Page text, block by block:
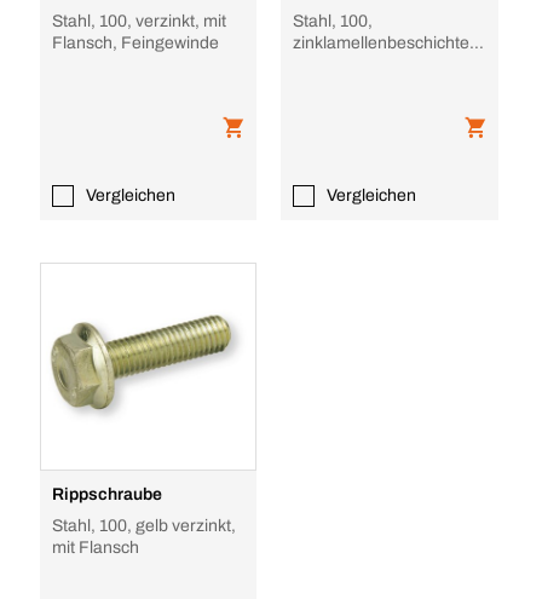
Stahl, 100, verzinkt, mit
Flansch, Feingewinde
Vergleichen
Stahl, 100,
zinklamellenbeschichtet,
Vergleichen
Rippschraube
Stahl, 100, gelb verzinkt,
mit Flansch